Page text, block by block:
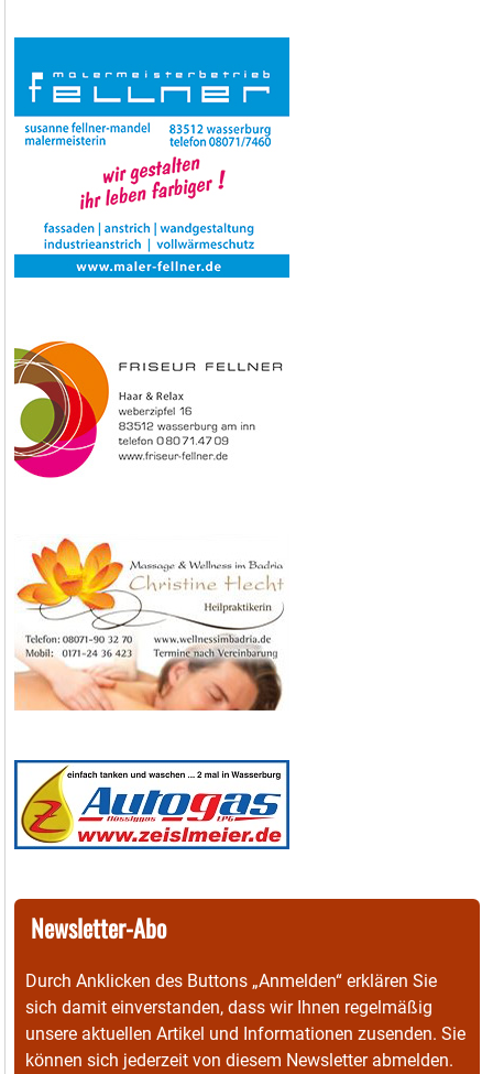
Newsletter-Abo
Durch Anklicken des Buttons „Anmelden“ erklären Sie
sich damit einverstanden, dass wir Ihnen regelmäßig
unsere aktuellen Artikel und Informationen zusenden. Sie
können sich jederzeit von diesem Newsletter abmelden.